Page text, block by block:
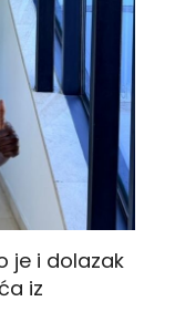
je i dolazak
iz